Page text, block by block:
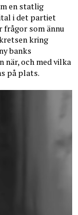
en statlig
i det partiet
som ännu
kring
banks
när, och med vilka
på plats.